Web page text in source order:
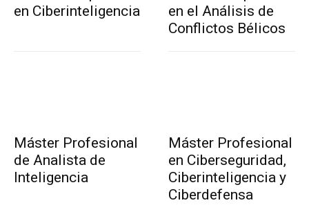
en Ciberinteligencia
en el Análisis de
Conflictos Bélicos
Máster Profesional
de Analista de
Inteligencia
Máster Profesional
en Ciberseguridad,
Ciberinteligencia y
Ciberdefensa